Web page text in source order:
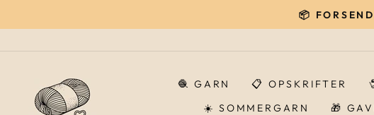
til
📦
🧶 GARN 📋 OPSKRIFTER
☀️ SOMMERGARN
🎁